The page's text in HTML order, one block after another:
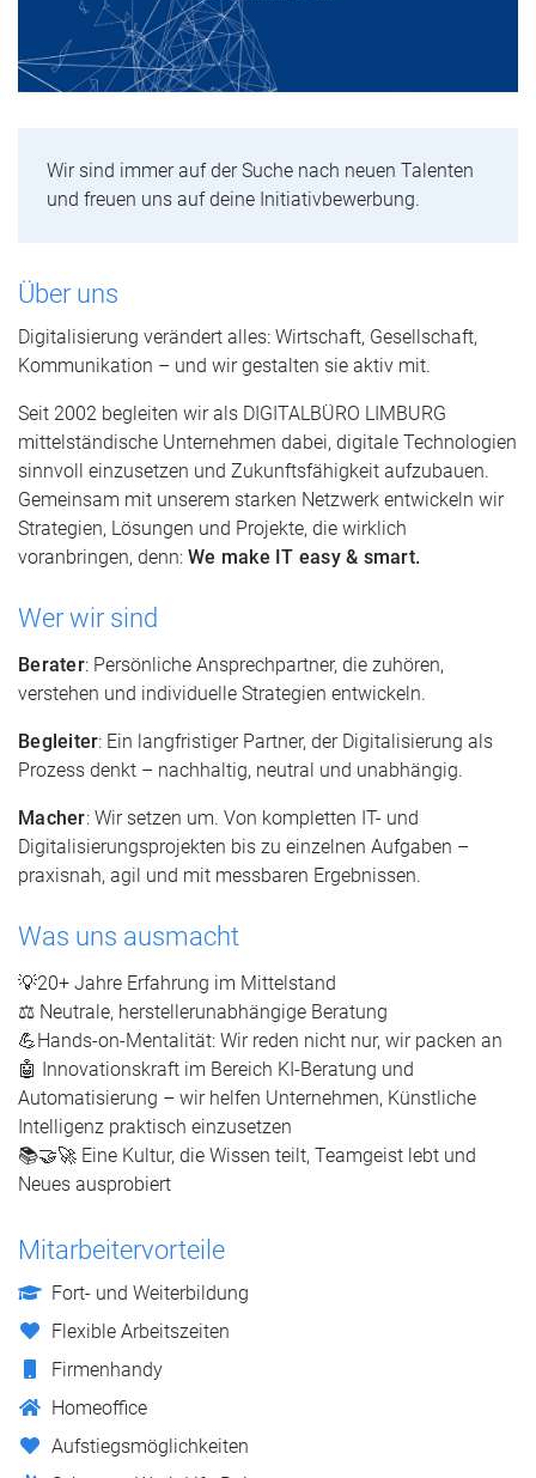
Wir sind immer auf der Suche nach neuen Talenten
und freuen uns auf deine Initiativbewerbung.
Über uns
Digitalisierung verändert alles: Wirtschaft, Gesellschaft,
Kommunikation – und wir gestalten sie aktiv mit.
Seit 2002 begleiten wir als DIGITALBÜRO LIMBURG
mittelständische Unternehmen dabei, digitale Technologien
sinnvoll einzusetzen und Zukunftsfähigkeit aufzubauen.
Gemeinsam mit unserem starken Netzwerk entwickeln wir
Strategien, Lösungen und Projekte, die wirklich
voranbringen, denn: We make IT easy & smart.
Wer wir sind
Berater: Persönliche Ansprechpartner, die zuhören,
verstehen und individuelle Strategien entwickeln.
Begleiter: Ein langfristiger Partner, der Digitalisierung als
Prozess denkt – nachhaltig, neutral und unabhängig.
Macher: Wir setzen um. Von kompletten IT- und
Digitalisierungsprojekten bis zu einzelnen Aufgaben –
praxisnah, agil und mit messbaren Ergebnissen.
Was uns ausmacht
💡20+ Jahre Erfahrung im Mittelstand
⚖️ Neutrale, herstellerunabhängige Beratung
💪Hands-on-Mentalität: Wir reden nicht nur, wir packen an
🤖 Innovationskraft im Bereich KI-Beratung und
Automatisierung – wir helfen Unternehmen, Künstliche
Intelligenz praktisch einzusetzen
📚🤝🚀 Eine Kultur, die Wissen teilt, Teamgeist lebt und
Neues ausprobiert
Mitarbeitervorteile
Fort- und Weiterbildung
Flexible Arbeitszeiten
Firmenhandy
Homeoffice
Aufstiegsmöglichkeiten